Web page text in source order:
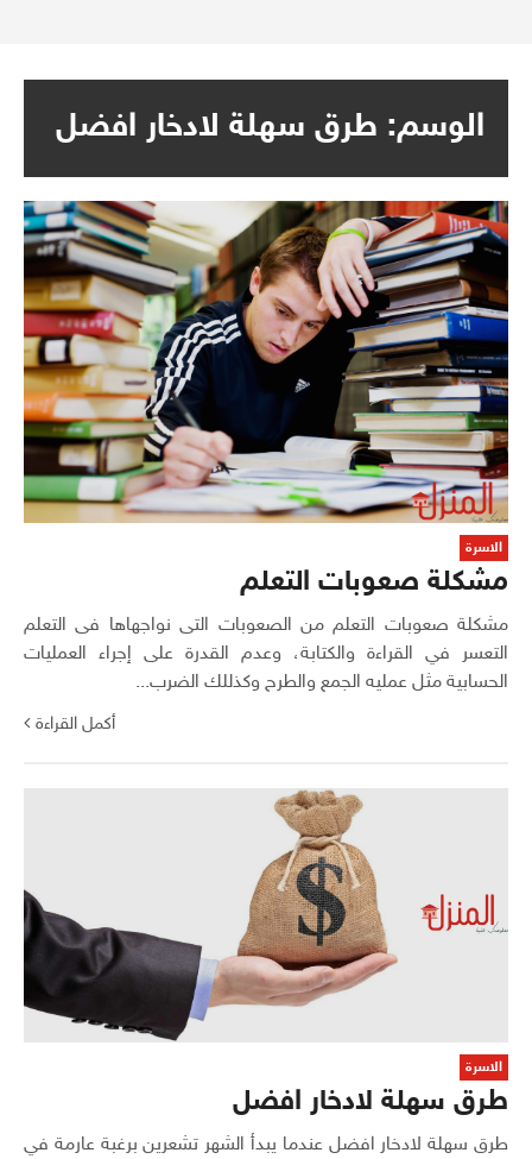
الوسم: طرق سهلة لادخار افضل
الاسرة
مشكلة صعوبات التعلم
مشكلة صعوبات التعلم من الصعوبات التى نواجهاها فى التعلم
التعسر في القراءة والكتابة، وعدم القدرة على إجراء العمليات
الحسابية مثل عمليه الجمع والطرح وكذللك الضرب...
أكمل القراءة
الاسرة
طرق سهلة لادخار افضل
طرق سهلة لادخار افضل عندما يبدأ الشهر تشعرين برغبة عارمة في